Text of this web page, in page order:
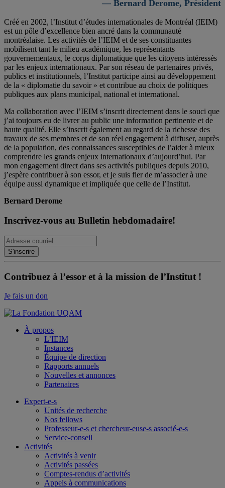
— Bernard Derome, Président
Créé en 2002, l’Institut d’études internationales de Montréal (IEIM)
est un pôle d’excellence bien ancré dans la communauté
montréalaise. Les activités de l’IEIM et de ses constituantes
mobilisent tant le milieu académique, les représentants
gouvernementaux, le corps diplomatique que les citoyens intéressés
par les enjeux internationaux. Par son réseau de partenaires privés,
publics et institutionnels, l’Institut participe ainsi au développement
de la « diplomatie du savoir » et contribue au choix de politiques
publiques aux plans municipal, national et international.
Ma collaboration avec l’IEIM s’inscrit directement dans le souci que
j’ai toujours eu de livrer au public une information pertinente et de
haute qualité. Elle s’inscrit également au regard de la richesse des
travaux de ses membres et de son réel engagement à diffuser, auprès
de la population, des connaissances susceptibles de l’aider à mieux
comprendre les grands enjeux internationaux d’aujourd’hui. Par
mon engagement direct dans ses activités publiques depuis 2010,
j’espère contribuer à son essor, et je suis fier de m’associer à une
équipe aussi dynamique et impliquée que celle de l’Institut.
Bernard Derome
Inscrivez-vous au Bulletin hebdomadaire!
Contribuez à l’essor et à la mission de l’Institut !
Je fais un don
À propos
L’IEIM
Instances
Équipe de direction
Rapports annuels
Nouvelles et annonces
Partenaires
Expert-e-s
Unités de recherche
Nos fellows
Professeur-e-s et chercheur-euse-s associé-e-s
Service-conseil
Activités
Activités à venir
Activités passées
Comptes-rendus d’activités
Appels à communications